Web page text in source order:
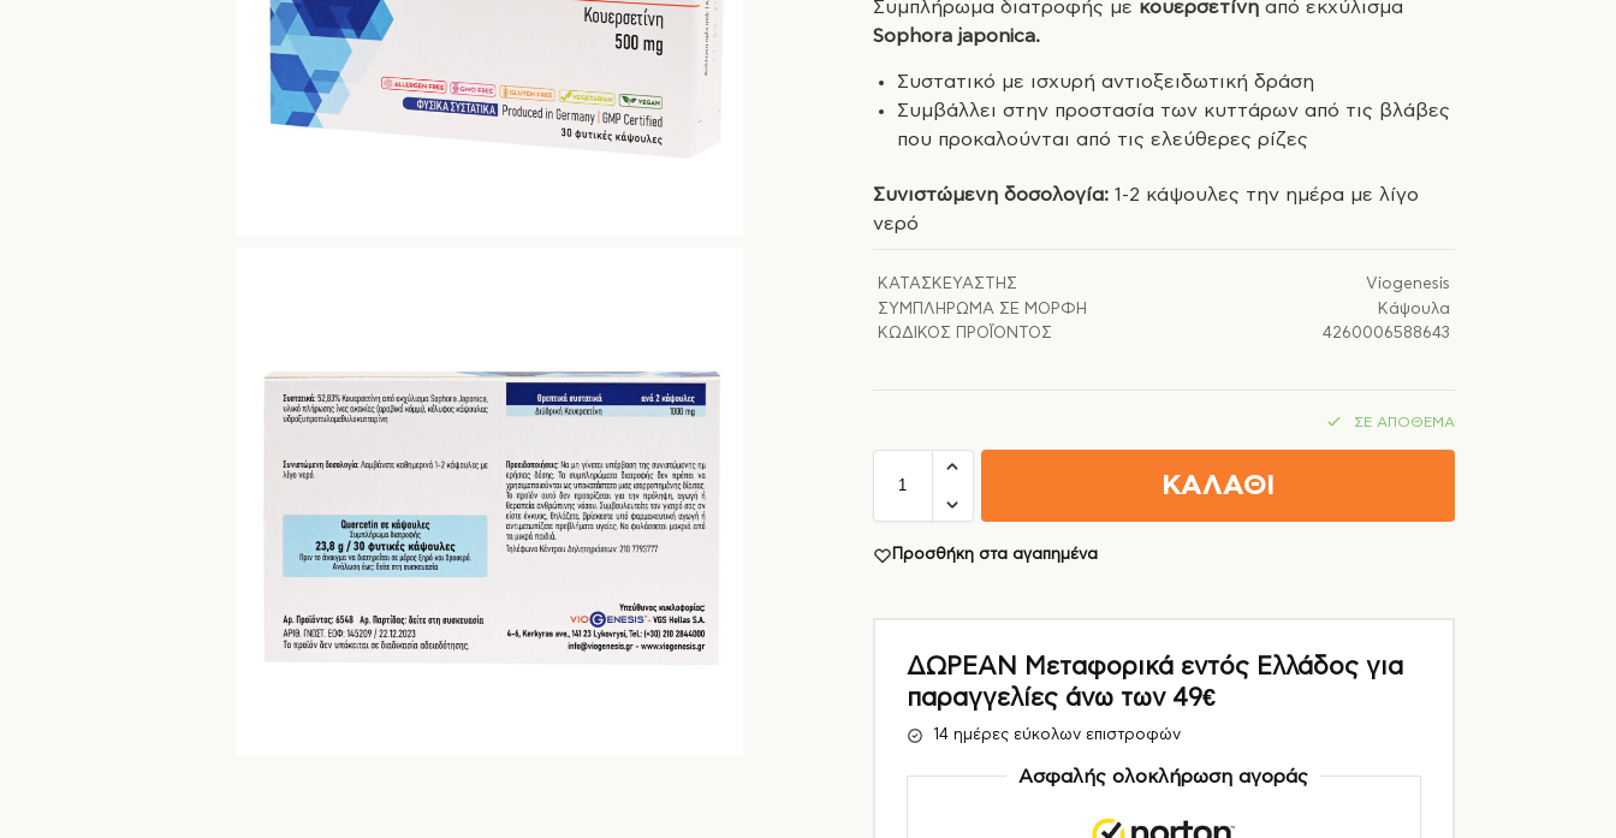
Συμπλήρωμα διατροφής με κουερσετίνηαπό εκχύλισμα
Sophora japonica.
Συστατικό με ισχυρή αντιοξειδωτική δράση
Συμβάλλει στην προστασία των κυττάρων από τις βλάβες
που προκαλούνται από τις ελεύθερες ρίζες
Συνιστώµενη δοσολογία:1-2 κάψουλες την ηµέρα µε λίγο
νερό
ΚΑΤΑΣΚΕΥΑΣΤΉΣ
Viogenesis
ΣΥΜΠΛΉΡΩΜΑ ΣΕ ΜΟΡΦΉ
Κάψουλα
ΚΩΔΙΚΌΣ ΠΡΟΪΌΝΤΟΣ
4260006588643
ΣΕ ΑΠΌΘΕΜΑ
ΚΑΛΑΘΙ
Προσθήκη στα αγαπημένα
ΔΩΡΕΑΝ Μεταφορικά εντός Ελλάδος για
παραγγελίες άνω των 49€
14 ημέρες εύκολων επιστροφών
Ασφαλής ολοκλήρωση αγοράς